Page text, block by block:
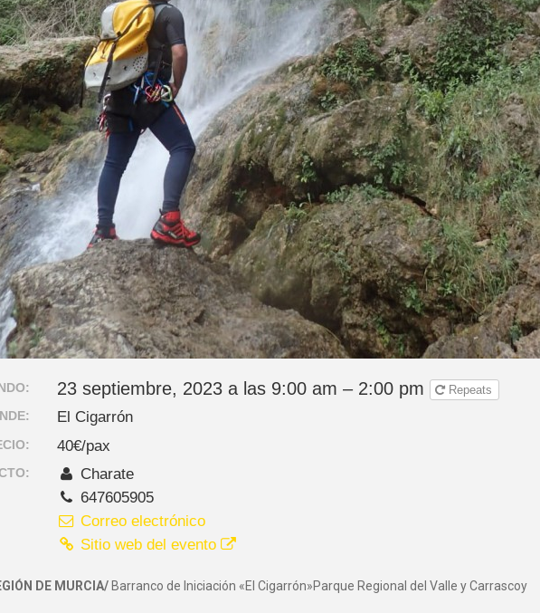
23 septiembre, 2023 a las 9:00 am – 2:00 pm Repeats
El Cigarrón
40€/pax
Charate
647605905
Correo electrónico
Sitio web del evento
DE MURCIA/ Barranco de Iniciación «El Cigarrón»Parque Regional del Valle y Carrascoy